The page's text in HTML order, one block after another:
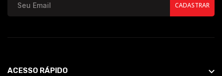
CADASTRAR
ACESSO RÁPIDO